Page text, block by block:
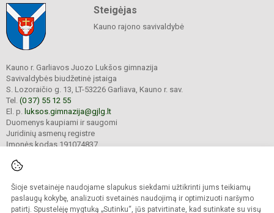
Šioje svetainėje naudojame slapukus siekdami užtikrinti jums teikiamų
paslaugų kokybę, analizuoti svetainės naudojimą ir optimizuoti naršymo
patirtį. Spustelėję mygtuką „Sutinku“, jūs patvirtinate, kad sutinkate su visų
Steigėjas
Kauno rajono savivaldybė
Kauno r. Garliavos Juozo Lukšos gimnazija
Savivaldybės biudžetinė įstaiga
S. Lozoraičio g. 13, LT-53226 Garliava, Kauno r. sav.
Tel. (0 37) 55 12 55
El. p. luksos.gimnazija@gjlg.lt
Duomenys kaupiami ir saugomi
Juridinių asmenų registre
Įmonės kodas 191074837
© 2025. Kauno r. Garliavos Juozo Lukšos gimnazija. Visos teisės saugomos.
Kopijuoti turinį be raštiško gimnazijos sutikimo griežtai draudžiama.